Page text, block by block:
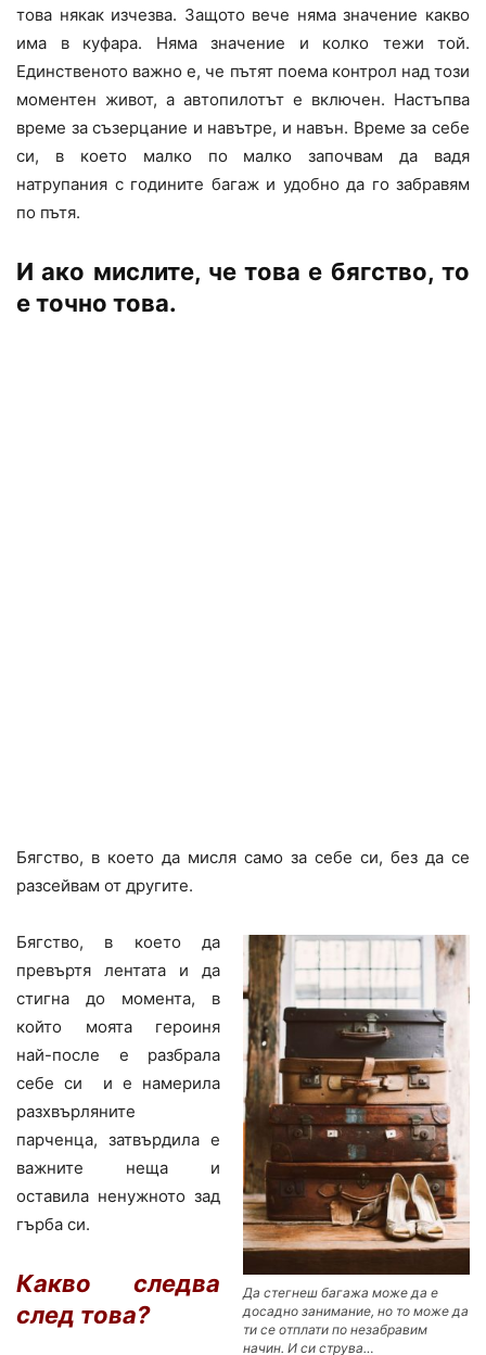
това някак изчезва. Защото вече няма значение какво
има в куфара. Няма значение и колко тежи той.
Единственото важно е, че пътят поема контрол над този
моментен живот, а автопилотът е включен. Настъпва
време за съзерцание и навътре, и навън. Време за себе
си, в което малко по малко започвам да вадя
натрупания с годините багаж и удобно да го забравям
по пътя.
И ако мислите, че това е бягство, то
е точно това.
Бягство, в което да мисля само за себе си, без да се
разсейвам от другите.
Да стегнеш багажа може да е
досадно занимание, но то може да
ти се отплати по незабравим
начин. И си струва…
Бягство, в което да
превъртя лентата и да
стигна до момента, в
който моята героиня
най-после е разбрала
себе си и е намерила
разхвърляните
парченца, затвърдила е
важните неща и
оставила ненужното зад
гърба си.
Какво следва
след това?